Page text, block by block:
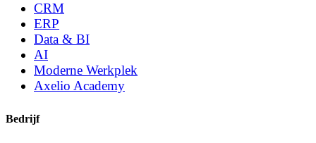
CRM
ERP
Data & BI
AI
Moderne Werkplek
Axelio Academy
Bedrijf